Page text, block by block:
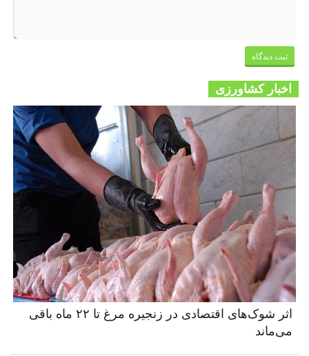
اخبار کشاورزی
اثر شوک‌های اقتصادی در زنجیره مرغ تا ۲۲ ماه باقی
می‌ماند